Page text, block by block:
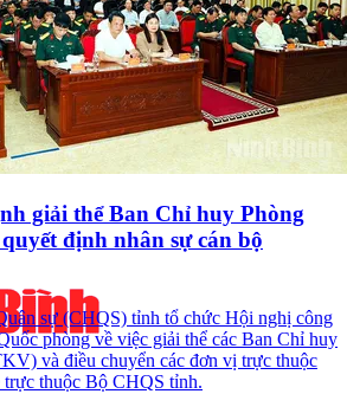
giải thể Ban Chỉ huy Phòng
định nhân sự cán bộ
sự (CHQS) tỉnh tổ chức Hội nghị công
phòng về việc giải thể các Ban Chỉ huy
và điều chuyển các đơn vị trực thuộc
thuộc Bộ CHQS tỉnh.